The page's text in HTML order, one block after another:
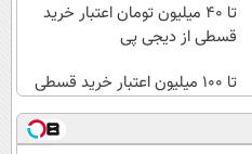
تا ۴۰ میلیون تومان اعتبار خرید
قسطی از دیجی پی
تا ۱۰۰ میلیون اعتبار خرید قسطی